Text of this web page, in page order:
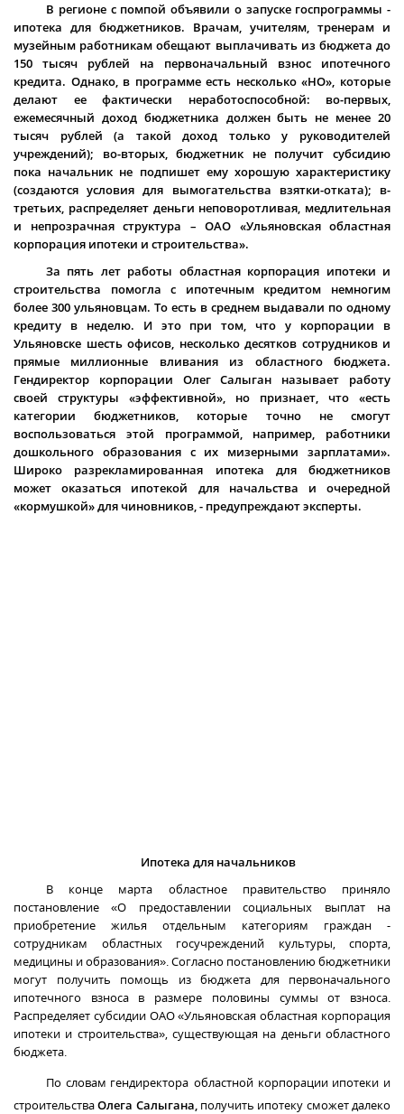
В регионе с помпой объявили о запуске госпрограммы -
ипотека для бюджетников. Врачам, учителям, тренерам и
музейным работникам обещают выплачивать из бюджета до
150 тысяч рублей на первоначальный взнос ипотечного
кредита. Однако, в программе есть несколько «НО», которые
делают ее фактически неработоспособной: во-первых,
ежемесячный доход бюджетника должен быть не менее 20
тысяч рублей (а такой доход только у руководителей
учреждений); во-вторых, бюджетник не получит субсидию
пока начальник не подпишет ему хорошую характеристику
(создаются условия для вымогательства взятки-отката); в-
третьих, распределяет деньги неповоротливая, медлительная
и непрозрачная структура – ОАО «Ульяновская областная
корпорация ипотеки и строительства».
За пять лет работы областная корпорация ипотеки и
строительства помогла с ипотечным кредитом немногим
более 300 ульяновцам. То есть в среднем выдавали по одному
кредиту в неделю. И это при том, что у корпорации в
Ульяновске шесть офисов, несколько десятков сотрудников и
прямые миллионные вливания из областного бюджета.
Гендиректор корпорации Олег Салыган называет работу
своей структуры «эффективной», но признает, что «есть
категории бюджетников, которые точно не смогут
воспользоваться этой программой, например, работники
дошкольного образования с их мизерными зарплатами».
Широко разрекламированная ипотека для бюджетников
может оказаться ипотекой для начальства и очередной
«кормушкой» для чиновников, - предупреждают эксперты.
Ипотека для начальников
В конце марта областное правительство приняло
постановление «О предоставлении социальных выплат на
приобретение жилья отдельным категориям граждан -
сотрудникам областных госучреждений культуры, спорта,
медицины и образования». Согласно постановлению бюджетники
могут получить помощь из бюджета для первоначального
ипотечного взноса в размере половины суммы от взноса.
Распределяет субсидии ОАО «Ульяновская областная корпорация
ипотеки и строительства», существующая на деньги областного
бюджета.
По словам гендиректора областной корпорации ипотеки и
строительстваОлега Салыгана, получить ипотеку сможет далеко